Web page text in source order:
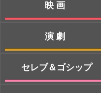
映画
演劇
セレブ＆ゴシップ